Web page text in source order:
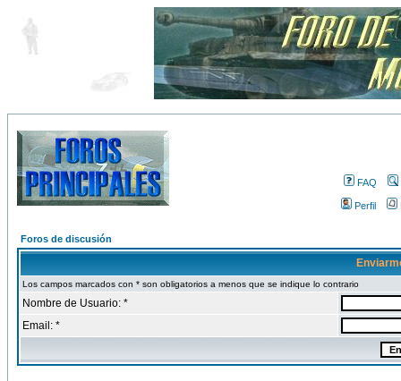
FAQ
Perfil
Foros de discusión
Los campos marcados con * son obligatorios a menos que se indique lo contrario
Nombre de Usuario: *
Email: *